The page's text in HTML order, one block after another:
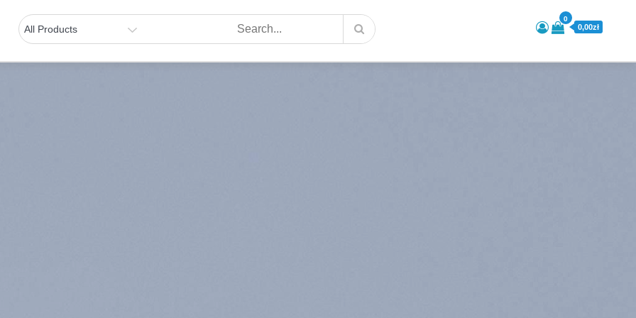
0
0,00zł